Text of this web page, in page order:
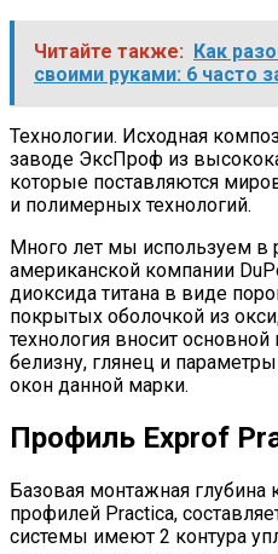
Читайте также: Как
своими руками: 6 часто
Технологии. Исходная
заводе ЭксПроф из
которые поставляются
и полимерных технологий.
Много лет мы используем в
американской компании
диоксида титана в виде
покрытых оболочкой из
технология вносит
белизну, глянец и
окон данной марки.
Профиль Exprof
Базовая монтажная глубина
профилей Practica,
системы имеют 2 контура